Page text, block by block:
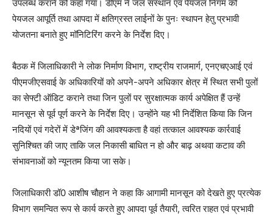
उपलब्ध कराने को कहा गया। डीएम ने जल संस्थान एवं पेयजल निगम को
पेयजल आपूर्ति तथा आपदा में क्षतिग्रस्त लाईनों के पुनः स्थापन हेतु प्रभावी
योजतना बनाते हुए मॉनिटिरिंग करने के निर्देश दिए।
बैठक में जिलाधिकारी ने लोक निर्माण विभाग, राष्ट्रीय राजमार्ग, एनएचएआई एवं
पीएमजीएसवाई के अधिकारियों को अपने-अपने अधिकार क्षेत्र में स्थित सभी पुलों
का सेफ्टी ऑडिट कराने तथा जिन पुलों पर सुरक्षात्मक कार्य अपेक्षित हैं उन्हें
मानसून से पूर्व पूर्ण करने के निर्देश दिए। उन्होंने यह भी निर्देशित किया कि जिन
नदियों एवं गदेरों में डेªजिंग की आवश्यकता है वहां तत्काल आवश्यक कार्रवाई
सुनिश्चित की जाए ताकि जल निकासी बाधित न हो और बाढ़ अथवा कटाव की
संभावनाओं को न्यूनतम किया जा सके।
जिलाधिकारी डॉ0 आशीष चौहान ने कहा कि आगामी मानसून को देखते हुए प्रत्येक
विभाग समन्वित रूप से कार्य करते हुए आपदा पूर्व तैयारी, त्वरित राहत एवं प्रभावी